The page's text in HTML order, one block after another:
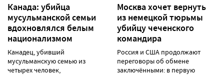
Канада: убийца
мусульманской семьи
вдохновлялся белым
национализмом
Канадец, убивший
мусульманскую семью из
четырех человек,
Москва хочет вернуть
из немецкой тюрьмы
убийцу чеченского
командира
Россия и США продолжают
переговоры об обмене
заключёнными: в первую